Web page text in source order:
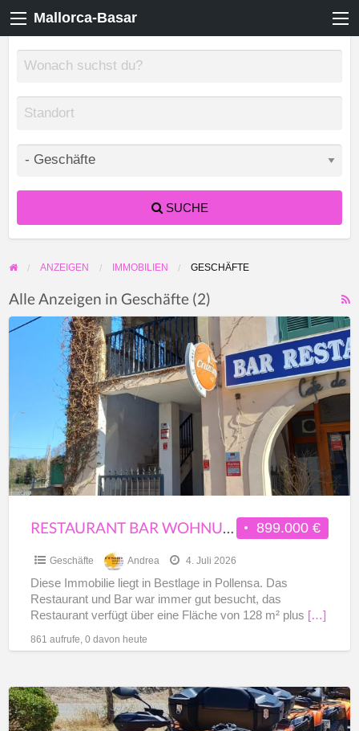
Mallorca-Basar
SUCHE
ANZEIGEN IMMOBILIEN GESCHÄFTE
Alle Anzeigen in Geschäfte (2)
Restaurant
Wohnung
Bestlage
Pollensa
899.000 €
RESTAURANT BAR WOHNUNG IN BESTLAGE POLLENSA
Geschäfte Andrea 4. Juli 2026
Diese Immobilie liegt in Bestlage in Pollensa. Das
Restaurant und Bar war immer gut besucht, das
Restaurant verfügt über eine Fläche von 128 m² plus […]
861 aufrufe, 0 davon heute
Quad
Station